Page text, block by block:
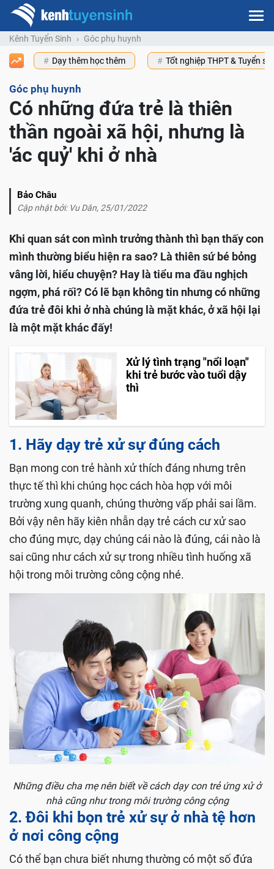
Kênh Tuyển Sinh Góc phụ huynh
Dạy thêm học thêm Tốt nghiệp THPT & Tuyển
Góc phụ huynh
Có những đứa trẻ là thiên
thần ngoài xã hội, nhưng là
'ác quỷ' khi ở nhà
Bảo Châu
Cập nhật bởi: Vu Dăn, 25/01/2022
Khi quan sát con mình trưởng thành thì bạn thấy con
mình thường biểu hiện ra sao? Là thiên sứ bé bỏng
vâng lời, hiểu chuyện? Hay là tiểu ma đầu nghịch
ngợm, phá rối? Có lẽ bạn không tin nhưng có những
đứa trẻ đôi khi ở nhà chúng là mặt khác, ở xã hội lại
là một mặt khác đấy!
Xử lý tình trạng "nổi loạn"
khi trẻ bước vào tuổi dậy
thì
1. Hãy dạy trẻ xử sự đúng cách
Bạn mong con trẻ hành xử thích đáng nhưng trên
thực tế thì khi chúng học cách hòa hợp với môi
trường xung quanh, chúng thường vấp phải sai lầm.
Bởi vậy nên hãy kiên nhẫn dạy trẻ cách cư xử sao
cho đúng mực, dạy chúng cái nào là đúng, cái nào là
sai cũng như cách xử sự trong nhiều tình huống xã
hội trong môi trường công cộng nhé.
Những điều cha mẹ nên biết về cách dạy con trẻ ứng xử ở
nhà cũng như trong môi trường công cộng
2. Đôi khi bọn trẻ xử sự ở nhà tệ hơn
ở nơi công cộng
Có thể bạn chưa biết nhưng thường có một số đứa